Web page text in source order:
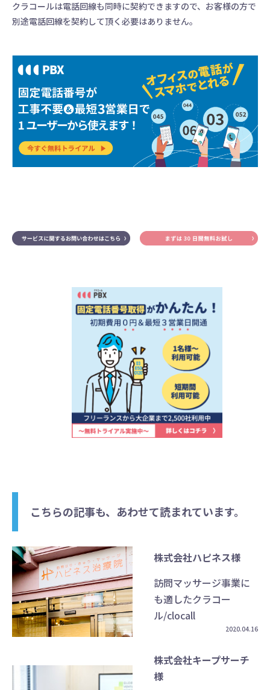
クラコールは電話回線も同時に契約できますので、お客様の方で
別途電話回線を契約して頂く必要はありません。
こちらの記事も、あわせて読まれています。
株式会社ハピネス様
訪問マッサージ事業に
も適したクラコー
ル/clocall
2020.04.16
株式会社キープサーチ
様